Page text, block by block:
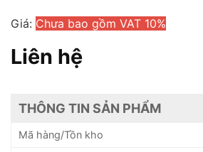
Giá: Chưa bao gồm VAT 10%
Liên hệ
THÔNG TIN SẢN PHẨM
Mã hàng/Tồn kho